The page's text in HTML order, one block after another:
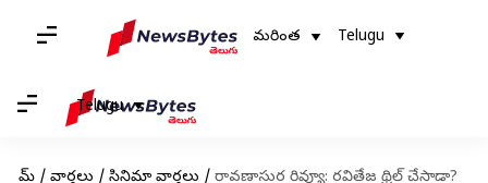
మరింత Telugu
Telugu
హోమ్ / వార్తలు / సినిమా వార్తలు / రావణాసుర రివ్యూ: రవితేజ థ్రిల్ చేసాడా?